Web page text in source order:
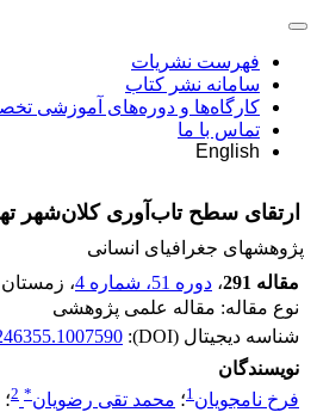
فهرست نشریات
سامانه نشر کتاب
کارگاه‌ها و دوره‌های آموزشی
تماس با ما
English
ارتقای سطح تاب‌آوری کلان‌شهر تهران
پژوهشهای جغرافیای انسانی
مقاله 291
، دوره 51، شماره 4 ، زمستان 1398
نوع مقاله: مقاله علمی پژوهشی
شناسه دیجیتال (DOI):
نویسندگان
فرخ نامجویان1؛ محمد تقی رضویان*
2؛